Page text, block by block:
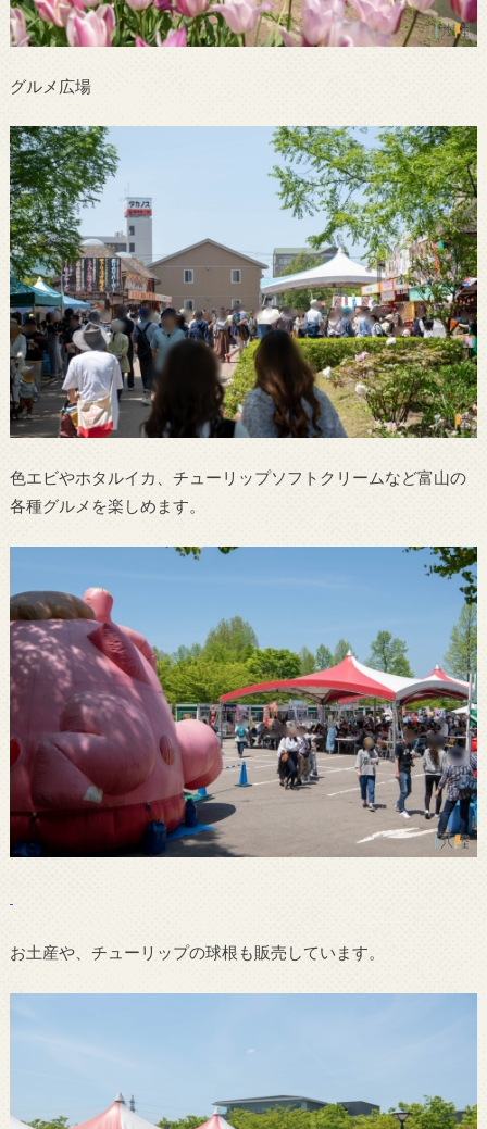
グルメ広場
色エビやホタルイカ、チューリップソフトクリームなど富山の
各種グルメを楽しめます。
お土産や、チューリップの球根も販売しています。